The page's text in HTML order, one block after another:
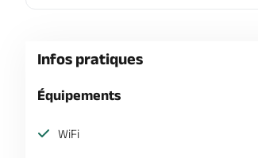
Infos pratiques
Équipements
WiFi